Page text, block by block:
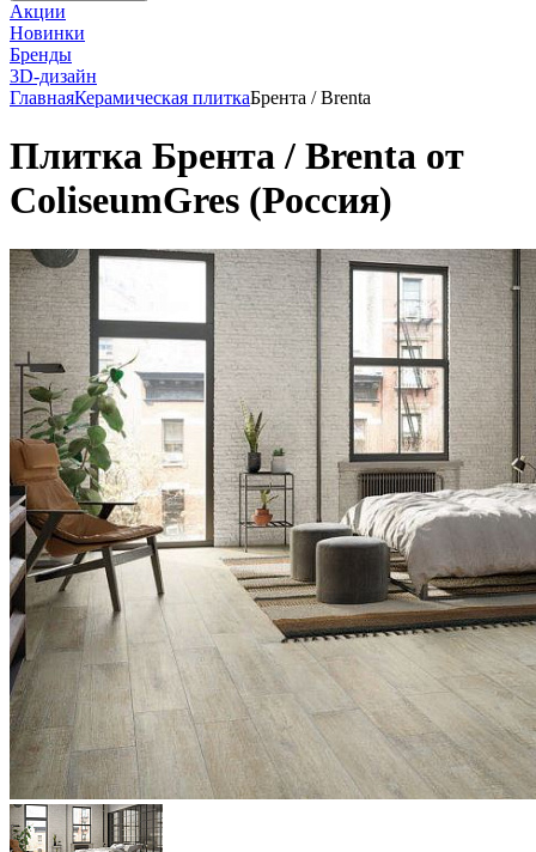
Акции
Новинки
Бренды
3D-дизайн
ГлавнаяКерамическая плиткаБрента / Brenta
Плитка Брента / Brenta от
ColiseumGres (Россия)